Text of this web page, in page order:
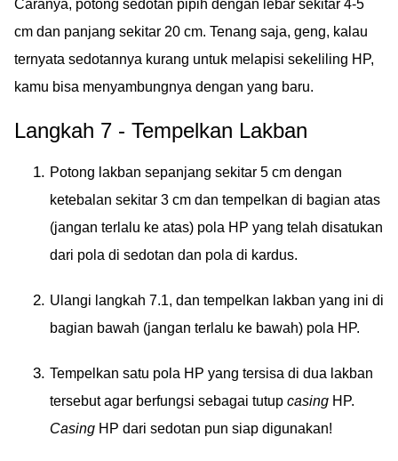
Caranya, potong sedotan pipih dengan lebar sekitar 4-5
cm dan panjang sekitar 20 cm. Tenang saja, geng, kalau
ternyata sedotannya kurang untuk melapisi sekeliling HP,
kamu bisa menyambungnya dengan yang baru.
Langkah 7 - Tempelkan Lakban
Potong lakban sepanjang sekitar 5 cm dengan
ketebalan sekitar 3 cm dan tempelkan di bagian atas
(jangan terlalu ke atas) pola HP yang telah disatukan
dari pola di sedotan dan pola di kardus.
Ulangi langkah 7.1, dan tempelkan lakban yang ini di
bagian bawah (jangan terlalu ke bawah) pola HP.
Tempelkan satu pola HP yang tersisa di dua lakban
tersebut agar berfungsi sebagai tutup casing HP.
Casing HP dari sedotan pun siap digunakan!